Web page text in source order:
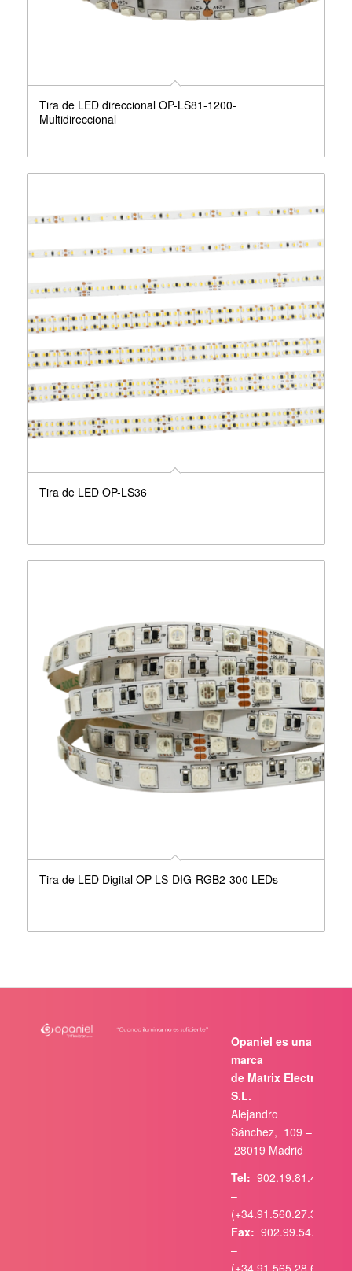
Tira de LED direccional OP-LS81-1200-
Multidireccional
Tira de LED OP-LS36
Tira de LED Digital OP-LS-DIG-RGB2-300 LEDs
Opaniel es una
marca
de Matrix Electrónica,
S.L.
Alejandro
Sánchez, 109 –
28019 Madrid
Tel: 902.19.81.46
–
(+34.91.560.27.37)
Fax: 902.99.54.14
–
(+34.91.565.28.65)